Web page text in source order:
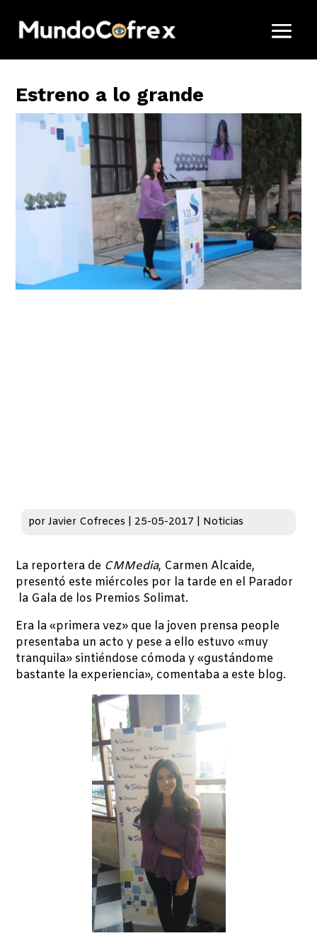
Estreno a lo grande
porJavier Cofreces 25-05-2017 Noticias
La reportera de CMMedia, Carmen Alcaide,
presentó este miércoles por la tarde en el Parador
la Gala de los Premios Solimat.
Era la «primera vez» que la joven prensa people
presentaba un acto y pese a ello estuvo «muy
tranquila» sintiéndose cómoda y «gustándome
bastante la experiencia», comentaba a este blog.